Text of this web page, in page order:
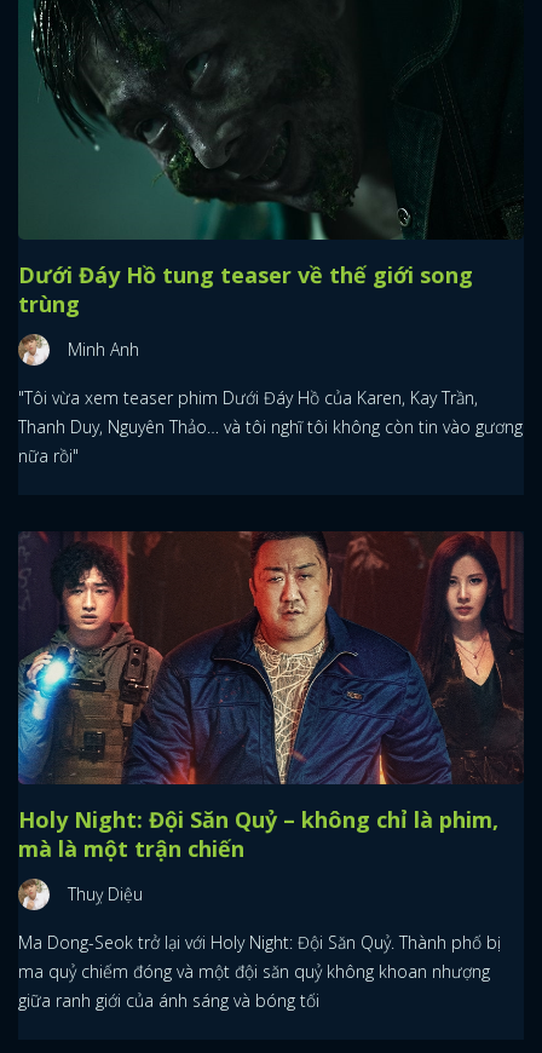
Dưới Đáy Hồ tung teaser về thế giới song
trùng
Minh Anh
"Tôi vừa xem teaser phim Dưới Đáy Hồ của Karen, Kay Trần,
Thanh Duy, Nguyên Thảo… và tôi nghĩ tôi không còn tin vào gương
nữa rồi"
Holy Night: Đội Săn Quỷ – không chỉ là phim,
mà là một trận chiến
Thuỵ Diệu
Ma Dong-Seok trở lại với Holy Night: Đội Săn Quỷ. Thành phố bị
ma quỷ chiếm đóng và một đội săn quỷ không khoan nhượng
giữa ranh giới của ánh sáng và bóng tối